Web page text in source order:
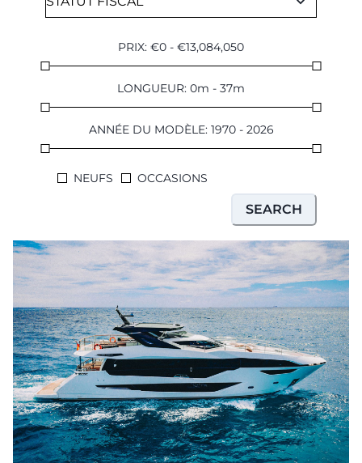
SOUTH OF FRANCE ADVENTURES
PRIX: €0 - €13,084,050
LONGUEUR: 0m - 37m
ANNÉE DU MODÈLE: 1970- 2026
NEUFS OCCASIONS
SEARCH